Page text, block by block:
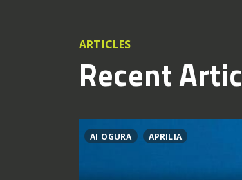
ARTICLES
Recent
AI OGURA APRILIA